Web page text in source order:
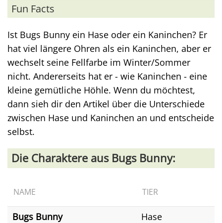
Fun Facts
Ist Bugs Bunny ein Hase oder ein Kaninchen? Er
hat viel längere Ohren als ein Kaninchen, aber er
wechselt seine Fellfarbe im Winter/Sommer
nicht. Andererseits hat er - wie Kaninchen - eine
kleine gemütliche Höhle. Wenn du möchtest,
dann sieh dir den Artikel über die Unterschiede
zwischen Hase und Kaninchen an und entscheide
selbst.
Die Charaktere aus Bugs Bunny:
NAME TIER
Bugs Bunny
Hase